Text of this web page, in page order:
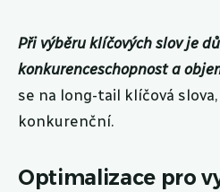
Při výběru klíčových slov je
konkurenceschopnost a
se na long-tail klíčová
konkurenční.
Optimalizace pro